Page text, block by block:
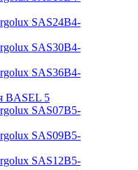
SAS24B4-
SAS30B4-
SAS36B4-
BASEL 5
SAS07B5-
SAS09B5-
SAS12B5-